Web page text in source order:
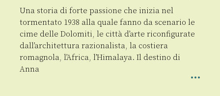
Una storia di forte passione che inizia nel
tormentato 1938 alla quale fanno da scenario le
cime delle Dolomiti, le città d’arte riconfigurate
dall’architettura razionalista, la costiera
romagnola, l’Africa, l’Himalaya. Il destino di
Anna